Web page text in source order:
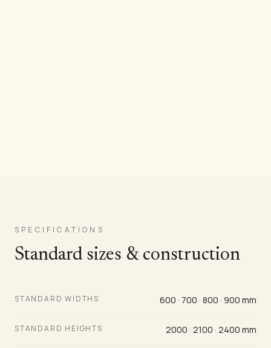
SPECIFICATIONS
Standard sizes & construction
STANDARD WIDTHS 600 · 700 · 800 · 900 mm
STANDARD HEIGHTS 2000 · 2100 · 2400 mm